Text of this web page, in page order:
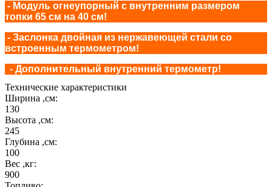
- Модуль огнеупорный с внутренним размером
топки 65 см на 40 см!
- Заслонка двойная из нержавеющей стали со
встроенным термометром!
- Дополнительный внутренний термометр!
Технические характеристики
Ширина ,см:
130
Высота ,см:
245
Глубина ,см:
100
Вес ,кг:
900